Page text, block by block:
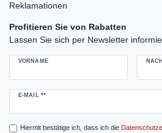
Reklamationen
Profitieren Sie von Rabatten
Lassen Sie sich per Newsletter
VORNAME
E-MAIL **
Newsletter
Hiermit bestätige ich, dass ich die